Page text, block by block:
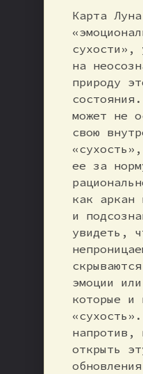
Карта
сухости»,
на
природу
может не
свою
ее за
как аркан
и
увидеть,
эмоции
которые и
напротив,
открыть